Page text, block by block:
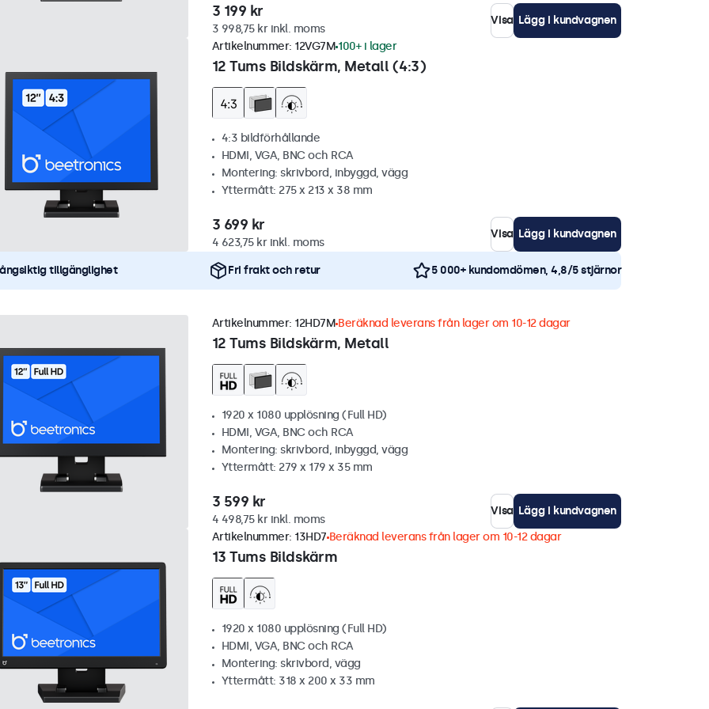
3 199 kr
3 998,75 kr inkl. moms
Visa Lägg i kundvagnen
12 Tums Bildskärm, Metall (4:3)
Artikelnummer: 12VG7M 100+ i lager
4:3 bildförhållande
HDMI, VGA, BNC och RCA
Montering: skrivbord, inbyggd, vägg
Yttermått: 275 x 213 x 38 mm
3 699 kr
4 623,75 kr inkl. moms
Visa Lägg i kundvagnen
tillgänglighet Fri frakt och retur 5 000+ kundomdömen, 4,8/5 stjärnor
12 Tums Bildskärm, Metall
Artikelnummer: 12HD7M Beräknad leverans från lager om 10-12 dagar
1920 x 1080 upplösning (Full HD)
HDMI, VGA, BNC och RCA
Montering: skrivbord, inbyggd, vägg
Yttermått: 279 x 179 x 35 mm
3 599 kr
4 498,75 kr inkl. moms
Visa Lägg i kundvagnen
13 Tums Bildskärm
Artikelnummer: 13HD7 Beräknad leverans från lager om 10-12 dagar
1920 x 1080 upplösning (Full HD)
HDMI, VGA, BNC och RCA
Montering: skrivbord, vägg
Yttermått: 318 x 200 x 33 mm